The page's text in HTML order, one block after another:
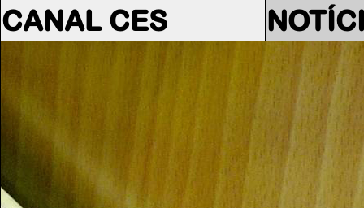
CANAL CES